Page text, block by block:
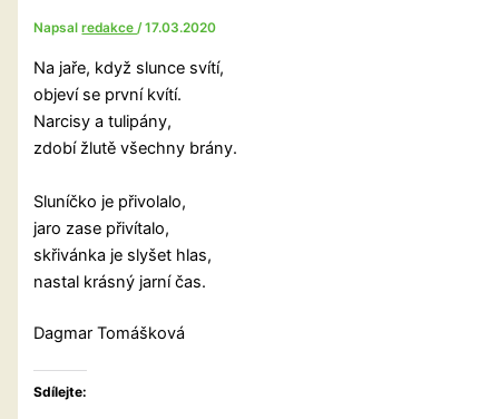
Napsalredakce/17.03.2020
Na jaře, když slunce svítí,
objeví se první kvítí.
Narcisy a tulipány,
zdobí žlutě všechny brány.
Sluníčko je přivolalo,
jaro zase přivítalo,
skřivánka je slyšet hlas,
nastal krásný jarní čas.
Dagmar Tomášková
Sdílejte: